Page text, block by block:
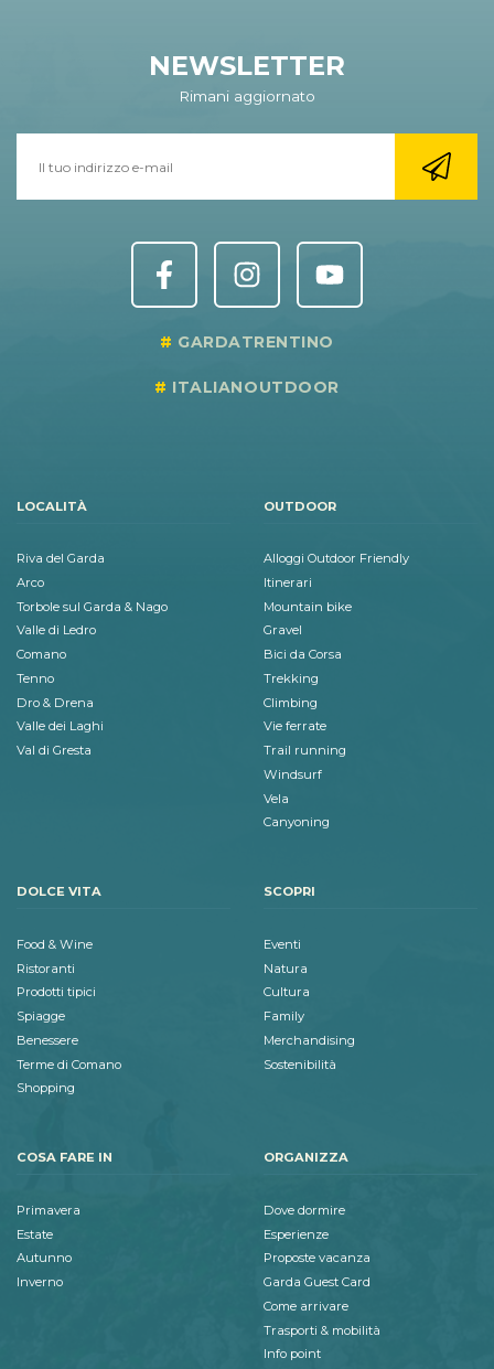
NEWSLETTER
Rimani aggiornato
GARDATRENTINO
ITALIANOUTDOOR
LOCALITÀ
Riva del Garda
Arco
Torbole sul Garda & Nago
Valle di Ledro
Comano
Tenno
Dro & Drena
Valle dei Laghi
Val di Gresta
OUTDOOR
Alloggi Outdoor Friendly
Itinerari
Mountain bike
Gravel
Bici da Corsa
Trekking
Climbing
Vie ferrate
Trail running
Windsurf
Vela
Canyoning
DOLCE VITA
Food & Wine
Ristoranti
Prodotti tipici
Spiagge
Benessere
Terme di Comano
Shopping
SCOPRI
Eventi
Natura
Cultura
Family
Merchandising
Sostenibilità
COSA FARE IN
Primavera
Estate
Autunno
Inverno
ORGANIZZA
Dove dormire
Esperienze
Proposte vacanza
Garda Guest Card
Come arrivare
Trasporti & mobilità
Info point